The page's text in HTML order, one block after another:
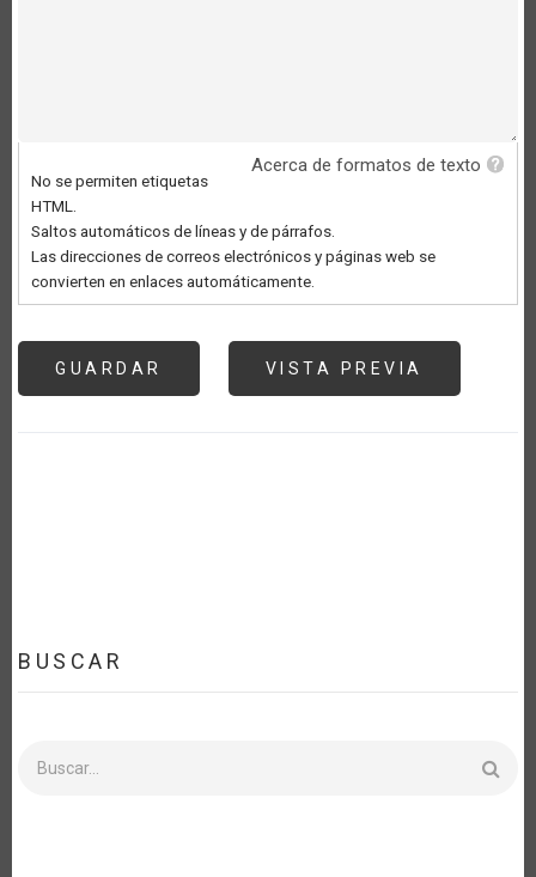
Acerca de formatos de texto
No se permiten etiquetas
HTML.
Saltos automáticos de líneas y de párrafos.
Las direcciones de correos electrónicos y páginas web se
convierten en enlaces automáticamente.
BUSCAR